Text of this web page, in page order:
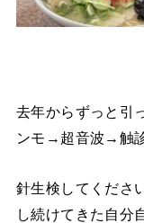
去年からずっと引
ンモ→超音波→触
針生検してくださ
し続けてきた自分